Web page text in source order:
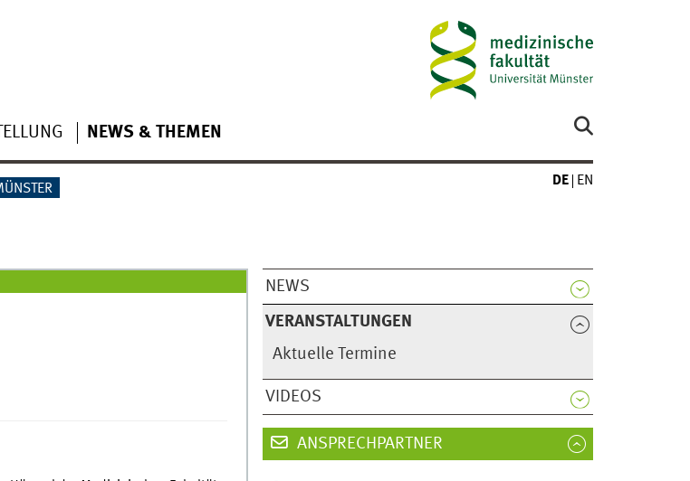
NEWS & THEMEN
DE EN
NEWS
VERANSTALTUNGEN
Aktuelle Termine
VIDEOS
ANSPRECHPARTNER